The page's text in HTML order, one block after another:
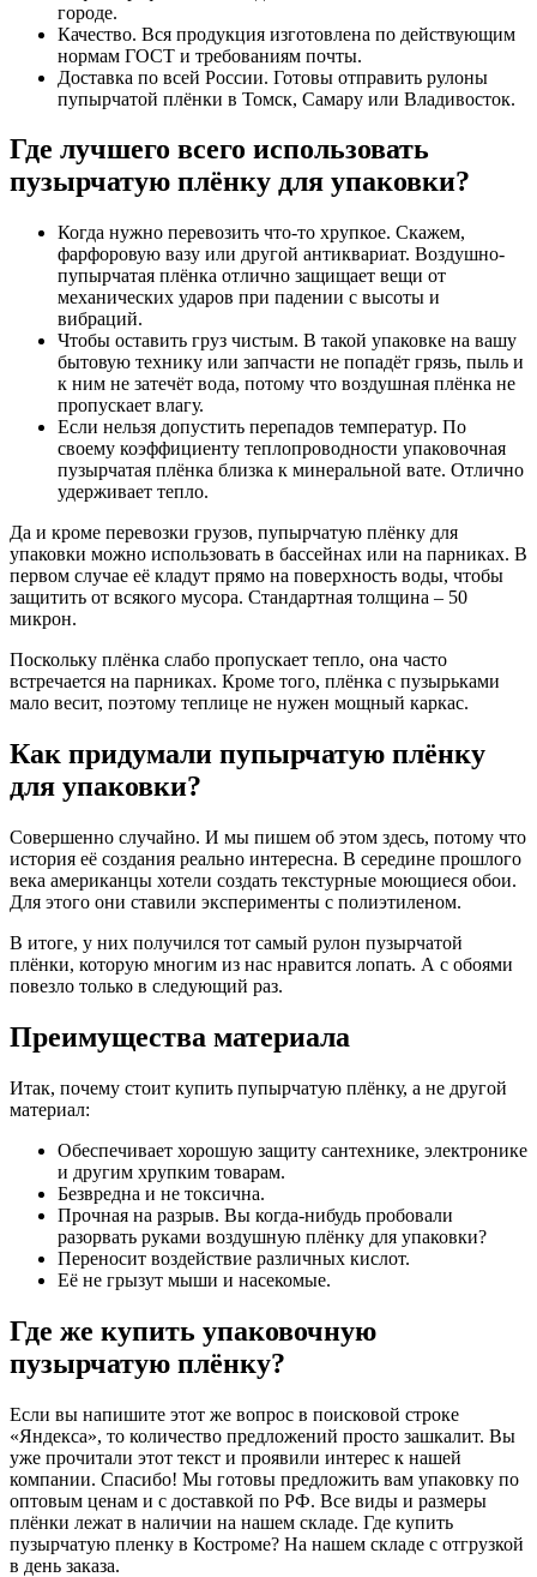
городе.
Качество. Вся продукция изготовлена по действующим
нормам ГОСТ и требованиям почты.
Доставка по всей России. Готовы отправить рулоны
пупырчатой плёнки в Томск, Самару или Владивосток.
Где лучшего всего использовать
пузырчатую плёнку для упаковки?
Когда нужно перевозить что-то хрупкое. Скажем,
фарфоровую вазу или другой антиквариат. Воздушно-
пупырчатая плёнка отлично защищает вещи от
механических ударов при падении с высоты и
вибраций.
Чтобы оставить груз чистым. В такой упаковке на вашу
бытовую технику или запчасти не попадёт грязь, пыль и
к ним не затечёт вода, потому что воздушная плёнка не
пропускает влагу.
Если нельзя допустить перепадов температур. По
своему коэффициенту теплопроводности упаковочная
пузырчатая плёнка близка к минеральной вате. Отлично
удерживает тепло.
Да и кроме перевозки грузов, пупырчатую плёнку для
упаковки можно использовать в бассейнах или на парниках. В
первом случае её кладут прямо на поверхность воды, чтобы
защитить от всякого мусора. Стандартная толщина – 50
микрон.
Поскольку плёнка слабо пропускает тепло, она часто
встречается на парниках. Кроме того, плёнка с пузырьками
мало весит, поэтому теплице не нужен мощный каркас.
Как придумали пупырчатую плёнку
для упаковки?
Совершенно случайно. И мы пишем об этом здесь, потому что
история её создания реально интересна. В середине прошлого
века американцы хотели создать текстурные моющиеся обои.
Для этого они ставили эксперименты с полиэтиленом.
В итоге, у них получился тот самый рулон пузырчатой
плёнки, которую многим из нас нравится лопать. А с обоями
повезло только в следующий раз.
Преимущества материала
Итак, почему стоит купить пупырчатую плёнку, а не другой
материал:
Обеспечивает хорошую защиту сантехнике, электронике
и другим хрупким товарам.
Безвредна и не токсична.
Прочная на разрыв. Вы когда-нибудь пробовали
разорвать руками воздушную плёнку для упаковки?
Переносит воздействие различных кислот.
Её не грызут мыши и насекомые.
Где же купить упаковочную
пузырчатую плёнку?
Если вы напишите этот же вопрос в поисковой строке
«Яндекса», то количество предложений просто зашкалит. Вы
уже прочитали этот текст и проявили интерес к нашей
компании. Спасибо! Мы готовы предложить вам упаковку по
оптовым ценам и с доставкой по РФ. Все виды и размеры
плёнки лежат в наличии на нашем складе. Где купить
пузырчатую пленку в Костроме? На нашем складе с отгрузкой
в день заказа.